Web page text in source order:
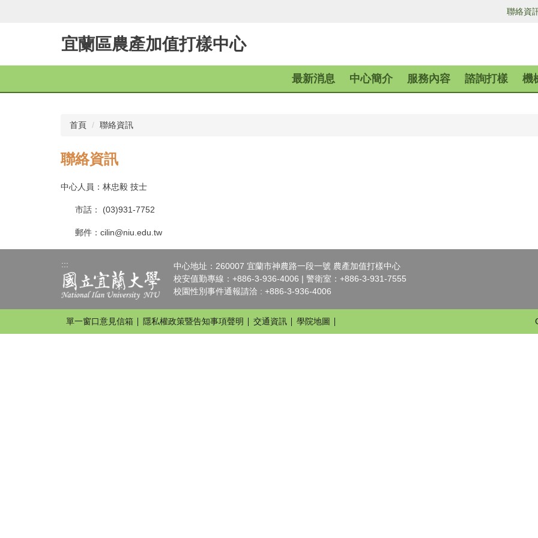
聯絡資
宜蘭區農產加值打樣中心
最新消息 中心簡介 服務內容 諮詢打樣 機
首頁 聯絡資訊
聯絡資訊
中心人員：林忠毅 技士
市話： (03)931-7752
郵件：cilin@niu.edu.tw
:::
中心地址：260007 宜蘭市神農路一段一號 農產加值打樣中心
校安值勤專線：+886-3-936-4006 | 警衛室：+886-3-931-7555
校園性別事件通報請洽 : +886-3-936-4006
單一窗口意見信箱 隱私權政策暨告知事項聲明 交通資訊 學院地圖